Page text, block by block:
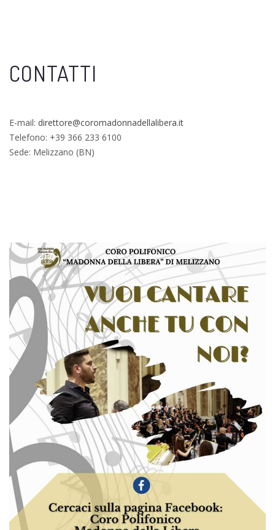
CONTATTI
E-mail: direttore@coromadonnadellalibera.it
Telefono: +39 366 233 6100
Sede: Melizzano (BN)